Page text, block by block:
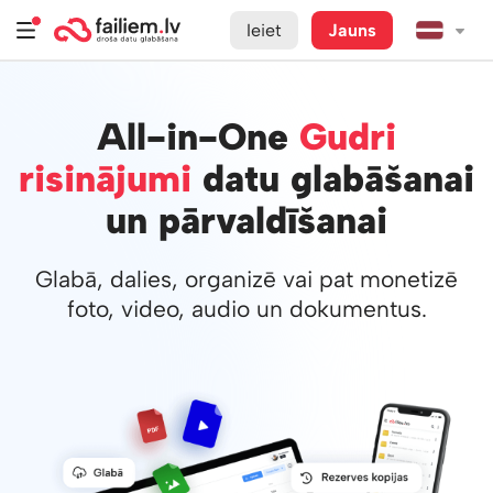
Ieiet Jauns
All-in-One Gudri
risinājumi datu glabāšanai
un pārvaldīšanai
Glabā, dalies, organizē vai pat monetizē
foto, video, audio un dokumentus.